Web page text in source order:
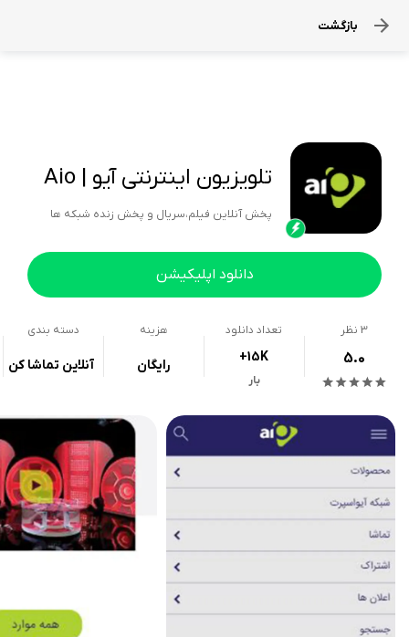
بازگشت
تلویزیون اینترنتی آیو | Aio
پخش آنلاین فیلم،سریال و پخش زنده شبکه ها
دانلود اپلیکیشن
3 نظر
5.0
تعداد دانلود
+15K
بار
هزینه
رایگان
دسته بندی
آنلاین تماشا کن